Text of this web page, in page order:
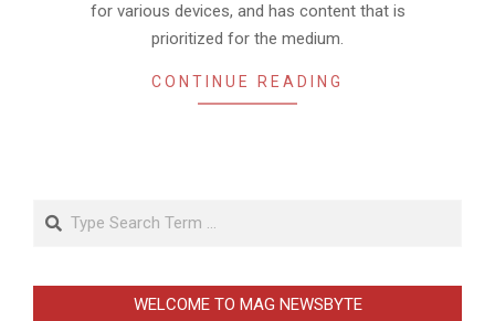
for various devices, and has content that is
prioritized for the medium.
CONTINUE READING
Search
WELCOME TO MAG NEWSBYTE